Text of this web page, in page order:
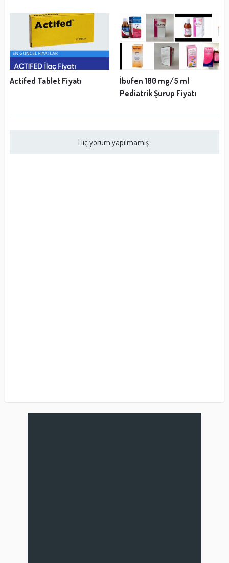
Actifed Tablet Fiyatı
İbufen 100 mg/5 ml
Pediatrik Şurup Fiyatı
Hiç yorum yapılmamış.